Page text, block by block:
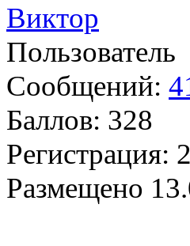
Виктор
Пользователь
Сообщений:
Баллов: 328
Регистрация:
Размещено